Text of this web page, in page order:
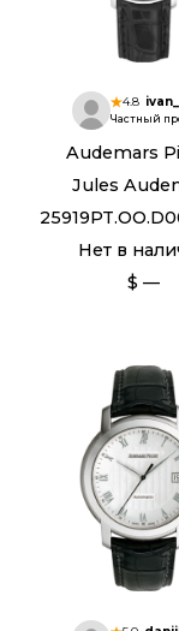
4.8
Частный
Audemars
Jules
Нет в
$ —